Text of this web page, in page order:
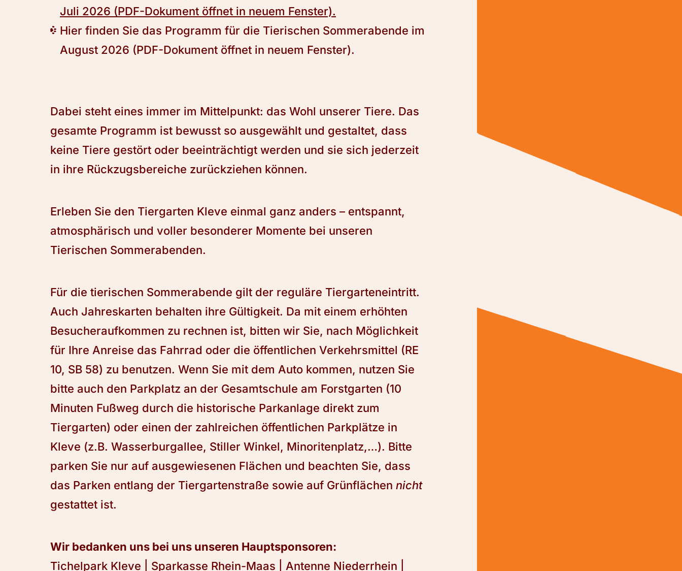
Juli 2026 (PDF-Dokument öffnet in neuem Fenster).
Hier finden Sie das Programm für die Tierischen Sommerabende im
August 2026 (PDF-Dokument öffnet in neuem Fenster).
Dabei steht eines immer im Mittelpunkt: das Wohl unserer Tiere. Das
gesamte Programm ist bewusst so ausgewählt und gestaltet, dass
keine Tiere gestört oder beeinträchtigt werden und sie sich jederzeit
in ihre Rückzugsbereiche zurückziehen können.
Erleben Sie den Tiergarten Kleve einmal ganz anders – entspannt,
atmosphärisch und voller besonderer Momente bei unseren
Tierischen Sommerabenden.
Für die tierischen Sommerabende gilt der reguläre Tiergarteneintritt.
Auch Jahreskarten behalten ihre Gültigkeit. Da mit einem erhöhten
Besucheraufkommen zu rechnen ist, bitten wir Sie, nach Möglichkeit
für Ihre Anreise das Fahrrad oder die öffentlichen Verkehrsmittel (RE
10, SB 58) zu benutzen. Wenn Sie mit dem Auto kommen, nutzen Sie
bitte auch den Parkplatz an der Gesamtschule am Forstgarten (10
Minuten Fußweg durch die historische Parkanlage direkt zum
Tiergarten) oder einen der zahlreichen öffentlichen Parkplätze in
Kleve (z.B. Wasserburgallee, Stiller Winkel, Minoritenplatz,…). Bitte
parken Sie nur auf ausgewiesenen Flächen und beachten Sie, dass
das Parken entlang der Tiergartenstraße sowie auf Grünflächen nicht
gestattet ist.
Wir bedanken uns bei uns unseren Hauptsponsoren:
Tichelpark Kleve | Sparkasse Rhein-Maas | Antenne Niederrhein |